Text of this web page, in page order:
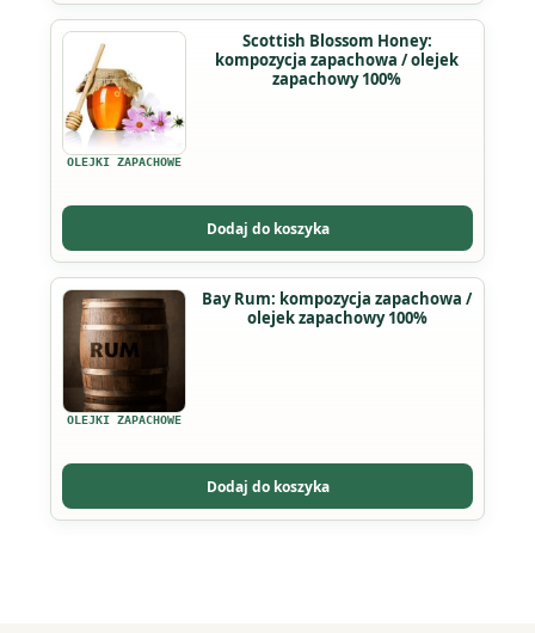
na
stronie
produktu
OLEJKI ZAPACHOWE
Scottish Blossom Honey:
kompozycja zapachowa / olejek
zapachowy 100%
Dodaj do koszyka
Ten
produkt
ma
wiele
wariantów.
można
wybrać
na
stronie
produktu
OLEJKI ZAPACHOWE
Bay Rum: kompozycja zapachowa /
olejek zapachowy 100%
Dodaj do koszyka
Ten
produkt
ma
wiele
wariantów.
można
wybrać